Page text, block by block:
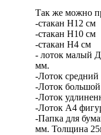
Так же можно
-стакан Н12 см
-стакан Н10 см
-стакан Н4 см
- лоток малый
мм.
-Лоток
-Лоток
-Лоток
-Лоток А4
-Папка для
мм. Толщина